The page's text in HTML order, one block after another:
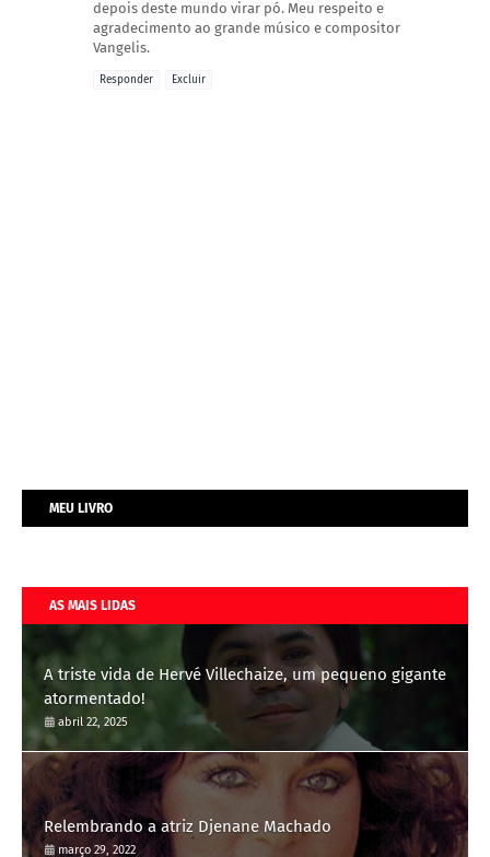
depois deste mundo virar pó. Meu respeito e
agradecimento ao grande músico e compositor
Vangelis.
Responder Excluir
MEU LIVRO
AS MAIS LIDAS
A triste vida de Hervé Villechaize, um pequeno gigante
atormentado!
abril 22, 2025
Relembrando a atriz Djenane Machado
março 29, 2022